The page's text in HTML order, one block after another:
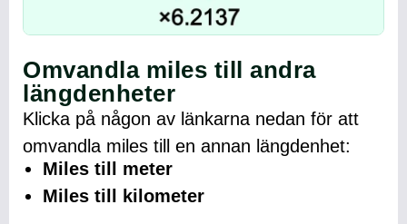
Omvandla miles till andra
längdenheter
Klicka på någon av länkarna nedan för att
omvandla miles till en annan längdenhet:
Miles till meter
Miles till kilometer